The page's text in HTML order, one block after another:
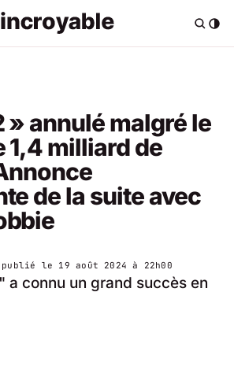
» annulé malgré le
1,4 milliard de
de la suite avec
le 19 août 2024 à 22h00
a connu un grand succès en